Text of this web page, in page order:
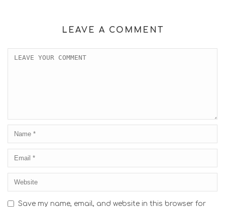
LEAVE A COMMENT
Save my name, email, and website in this browser for